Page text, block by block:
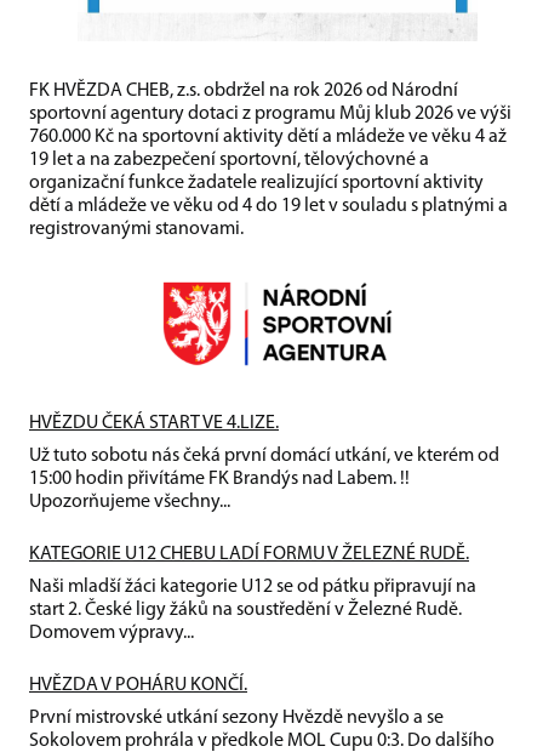
FK HVĚZDA CHEB, z.s. obdržel na rok 2026 od Národní
sportovní agentury dotaci z programu Můj klub 2026 ve výši
760.000 Kč na sportovní aktivity dětí a mládeže ve věku 4 až
19 let a na zabezpečení sportovní, tělovýchovné a
organizační funkce žadatele realizující sportovní aktivity
dětí a mládeže ve věku od 4 do 19 let v souladu s platnými a
registrovanými stanovami.
HVĚZDU ČEKÁ START VE 4.LIZE.
Už tuto sobotu nás čeká první domácí utkání, ve kterém od
15:00 hodin přivítáme FK Brandýs nad Labem. !!
Upozorňujeme všechny...
KATEGORIE U12 CHEBU LADÍ FORMU V ŽELEZNÉ RUDĚ.
Naši mladší žáci kategorie U12 se od pátku připravují na
start 2. České ligy žáků na soustředění v Železné Rudě.
Domovem výpravy...
HVĚZDA V POHÁRU KONČÍ.
První mistrovské utkání sezony Hvězdě nevyšlo a se
Sokolovem prohrála v předkole MOL Cupu 0:3. Do dalšího